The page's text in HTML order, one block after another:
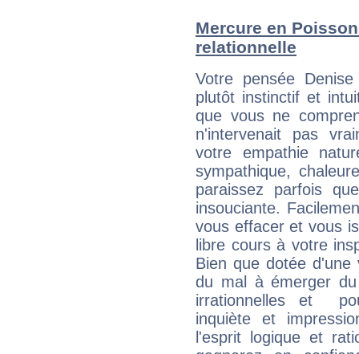
Mercure en
relationnelle
Votre pensée
plutôt instinctif et
que vous ne
n'intervenait pas
votre empathie
sympathique,
paraissez parfois
insouciante.
vous effacer et vous
libre cours à votre
Bien que dotée d'une
du mal à émerger
irrationnelles et
inquiète et
l'esprit logique et